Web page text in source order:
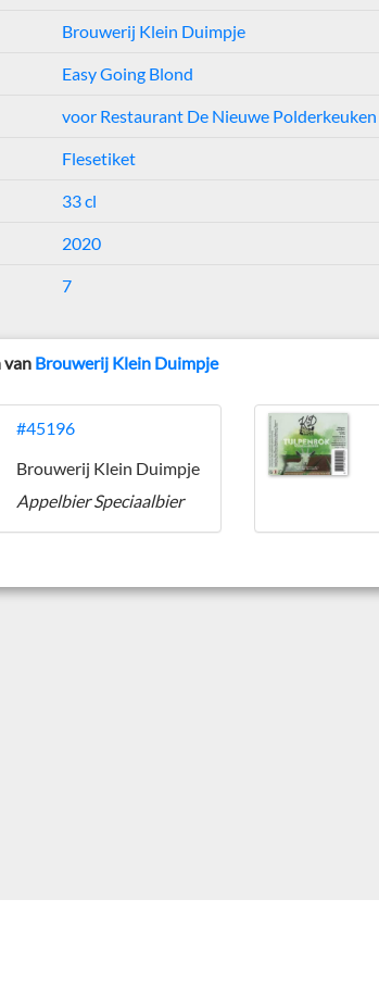
Brouwerij Klein Duimpje
Easy Going Blond
voor Restaurant De Nieuwe Polderkeuken
Flesetiket
33 cl
2020
7
van Brouwerij Klein Duimpje
#45196
Brouwerij Klein Duimpje
Appelbier Speciaalbier